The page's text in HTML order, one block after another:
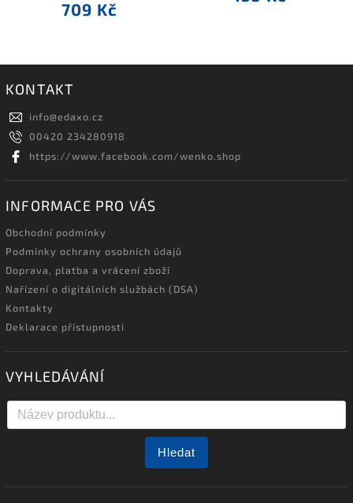
709 Kč
KONTAKT
info@edaxo.cz
00420 234280918
https://www.facebook.com/wenko.shop
INFORMACE PRO VÁS
Obchodní podmínky
Podmínky ochrany osobních údajů
Doprava, platba a vrácení zboží
Nařízení o digitálních službách (DSA)
Kontakty
Deklarace přístupnosti
VYHLEDÁVÁNÍ
Hledat